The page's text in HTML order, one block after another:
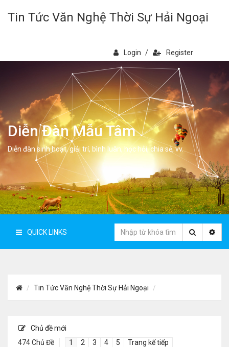
Tin Tức Văn Nghệ Thời Sự Hải Ngoại
Login / Register
Diễn Đàn Mẫu Tâm
Diễn đàn sinh hoạt, giải trí, bình luân, học hỏi, chia sẻ, vv.
QUICK LINKS
Tin Tức Văn Nghệ Thời Sự Hải Ngoại
Chủ đề mới
474 Chủ Đề
1 2 3 4 5 Trang kế tiếp